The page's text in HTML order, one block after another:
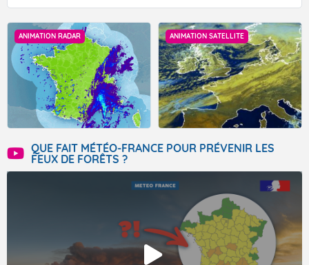
ANIMATION RADAR ANIMATION SATELLITE
QUE FAIT MÉTÉO-FRANCE POUR PRÉVENIR LES
FEUX DE FORÊTS ?